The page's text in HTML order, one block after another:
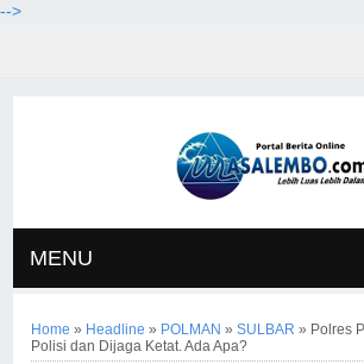
-->
MENU
Home » Headline » POLMAN »SULBAR » Polres
Polisi dan Dijaga Ketat. Ada Apa?